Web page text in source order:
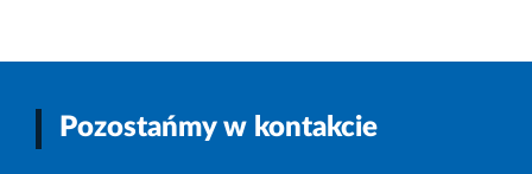
Pozostańmy w kontakcie